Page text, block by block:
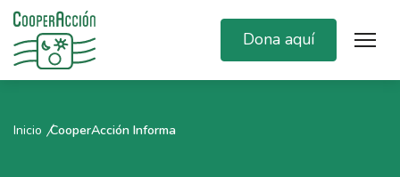
Dona aquí
Inicio CooperAcción Informa